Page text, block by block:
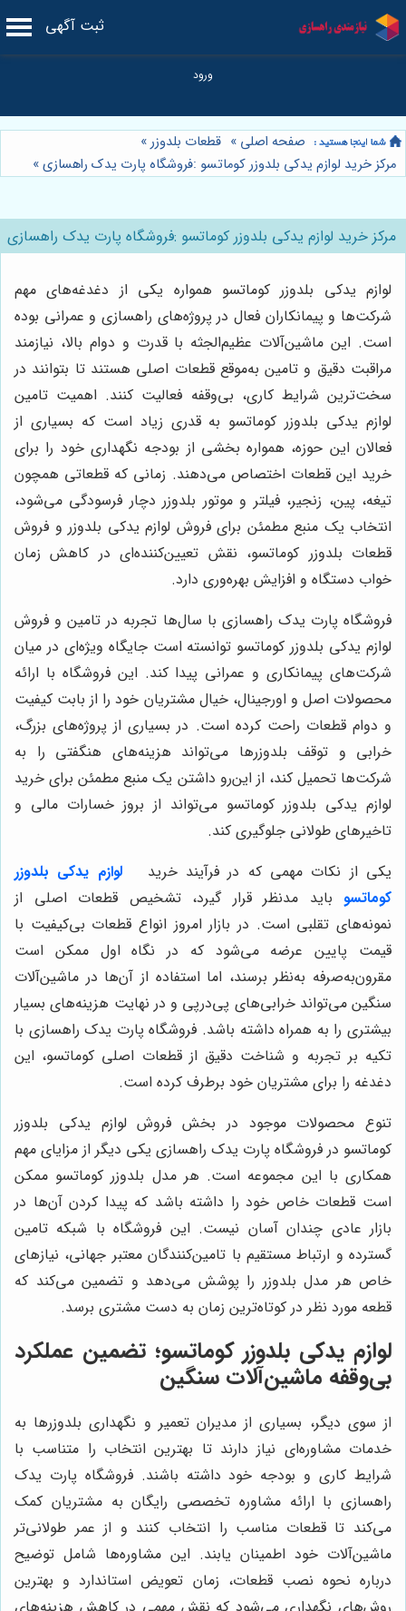
ثبت آگهی
صفحه اصلی » قطعات بلدوزر»
مرکز خرید لوازم یدکی بلدوزر کوماتسو :فروشگاه پارت یدک راهسازی»
مرکز خرید لوازم یدکی بلدوزر کوماتسو :فروشگاه پارت یدک راهسازی
لوازم یدکی بلدوزر کوماتسو همواره یکی از دغدغه‌های مهم
شرکت‌ها و پیمانکاران فعال در پروژه‌های راهسازی و عمرانی بوده
است. این ماشین‌آلات عظیم‌الجثه با قدرت و دوام بالا، نیازمند
مراقبت دقیق و تامین به‌موقع قطعات اصلی هستند تا بتوانند در
سخت‌ترین شرایط کاری، بی‌وقفه فعالیت کنند. اهمیت تامین
لوازم یدکی بلدوزر کوماتسو به قدری زیاد است که بسیاری از
فعالان این حوزه، همواره بخشی از بودجه نگهداری خود را برای
خرید این قطعات اختصاص می‌دهند. زمانی که قطعاتی همچون
تیغه، پین، زنجیر، فیلتر و موتور بلدوزر دچار فرسودگی می‌شود،
انتخاب یک منبع مطمئن برای فروش لوازم یدکی بلدوزر و فروش
قطعات بلدوزر کوماتسو، نقش تعیین‌کننده‌ای در کاهش زمان
خواب دستگاه و افزایش بهره‌وری دارد.
فروشگاه پارت یدک راهسازی با سال‌ها تجربه در تامین و فروش
لوازم یدکی بلدوزر کوماتسو توانسته است جایگاه ویژه‌ای در میان
شرکت‌های پیمانکاری و عمرانی پیدا کند. این فروشگاه با ارائه
محصولات اصل و اورجینال، خیال مشتریان خود را از بابت کیفیت
و دوام قطعات راحت کرده است. در بسیاری از پروژه‌های بزرگ،
خرابی و توقف بلدوزرها می‌تواند هزینه‌های هنگفتی را به
شرکت‌ها تحمیل کند، از این‌رو داشتن یک منبع مطمئن برای خرید
لوازم یدکی بلدوزر کوماتسو می‌تواند از بروز خسارات مالی و
تاخیرهای طولانی جلوگیری کند.
یکی از نکات مهمی که در فرآیند خرید
لوازم یدکی بلدوزر
کوماتسو باید مدنظر قرار گیرد، تشخیص قطعات اصلی از
نمونه‌های تقلبی است. در بازار امروز انواع قطعات بی‌کیفیت با
قیمت پایین عرضه می‌شود که در نگاه اول ممکن است
مقرون‌به‌صرفه به‌نظر برسند، اما استفاده از آن‌ها در ماشین‌آلات
سنگین می‌تواند خرابی‌های پی‌درپی و در نهایت هزینه‌های بسیار
بیشتری را به همراه داشته باشد. فروشگاه پارت یدک راهسازی با
تکیه بر تجربه و شناخت دقیق از قطعات اصلی کوماتسو، این
دغدغه را برای مشتریان خود برطرف کرده است.
تنوع محصولات موجود در بخش فروش لوازم یدکی بلدوزر
کوماتسو در فروشگاه پارت یدک راهسازی یکی دیگر از مزایای مهم
همکاری با این مجموعه است. هر مدل بلدوزر کوماتسو ممکن
است قطعات خاص خود را داشته باشد که پیدا کردن آن‌ها در
بازار عادی چندان آسان نیست. این فروشگاه با شبکه تامین
گسترده و ارتباط مستقیم با تامین‌کنندگان معتبر جهانی، نیازهای
خاص هر مدل بلدوزر را پوشش می‌دهد و تضمین می‌کند که
قطعه مورد نظر در کوتاه‌ترین زمان به دست مشتری برسد.
لوازم یدکی بلدوزر کوماتسو؛ تضمین عملکرد
بی‌وقفه ماشین‌آلات سنگین
از سوی دیگر، بسیاری از مدیران تعمیر و نگهداری بلدوزرها به
خدمات مشاوره‌ای نیاز دارند تا بهترین انتخاب را متناسب با
شرایط کاری و بودجه خود داشته باشند. فروشگاه پارت یدک
راهسازی با ارائه مشاوره تخصصی رایگان به مشتریان کمک
می‌کند تا قطعات مناسب را انتخاب کنند و از عمر طولانی‌تر
ماشین‌آلات خود اطمینان یابند. این مشاوره‌ها شامل توضیح
درباره نحوه نصب قطعات، زمان تعویض استاندارد و بهترین